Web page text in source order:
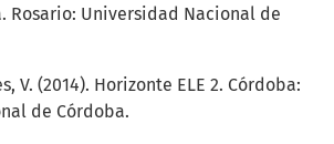
Rosario: Universidad Nacional de
V. (2014). Horizonte ELE 2. Córdoba:
de Córdoba.